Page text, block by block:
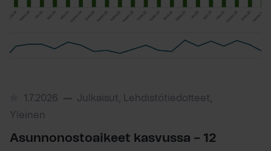
1.7.2026
Julkaisut, Lehdistötiedotteet,
Yleinen
Asunnonostoaikeet kasvussa – 12